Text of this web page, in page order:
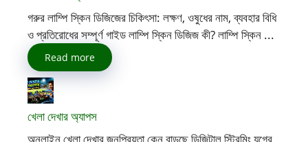
গরুর লাম্পি স্কিন ডিজিজের চিকিৎসা: লক্ষণ, ওষুধের নাম, ব্যবহার বিধি
ও প্রতিরোধের সম্পূর্ণ গাইড লাম্পি স্কিন ডিজিজ কী? লাম্পি স্কিন ...
Read more
খেলা দেখার অ্যাপস